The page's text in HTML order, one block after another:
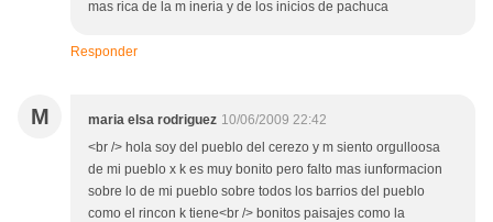
mas rica de la m ineria y de los inicios de pachuca
Responder
M maria elsa rodriguez 10/06/2009 22:42
<br /> hola soy del pueblo del cerezo y m siento orgulloosa
de mi pueblo x k es muy bonito pero falto mas iunformacion
sobre lo de mi pueblo sobre todos los barrios del pueblo
como el rincon k tiene<br /> bonitos paisajes como la